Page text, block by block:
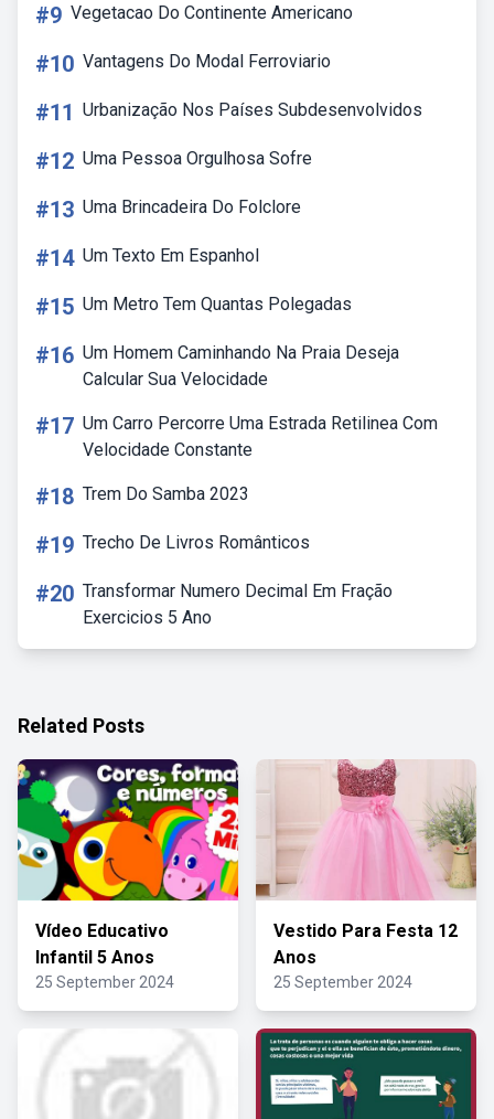
#9 Vegetacao Do Continente Americano
#10 Vantagens Do Modal Ferroviario
#11 Urbanização Nos Países Subdesenvolvidos
#12 Uma Pessoa Orgulhosa Sofre
#13 Uma Brincadeira Do Folclore
#14 Um Texto Em Espanhol
#15 Um Metro Tem Quantas Polegadas
#16 Um Homem Caminhando Na Praia Deseja
Calcular Sua Velocidade
#17 Um Carro Percorre Uma Estrada Retilinea Com
Velocidade Constante
#18 Trem Do Samba 2023
#19 Trecho De Livros Românticos
#20 Transformar Numero Decimal Em Fração
Exercicios 5 Ano
Related Posts
Vídeo Educativo
Infantil 5 Anos
25 September 2024
Vestido Para Festa 12
Anos
25 September 2024